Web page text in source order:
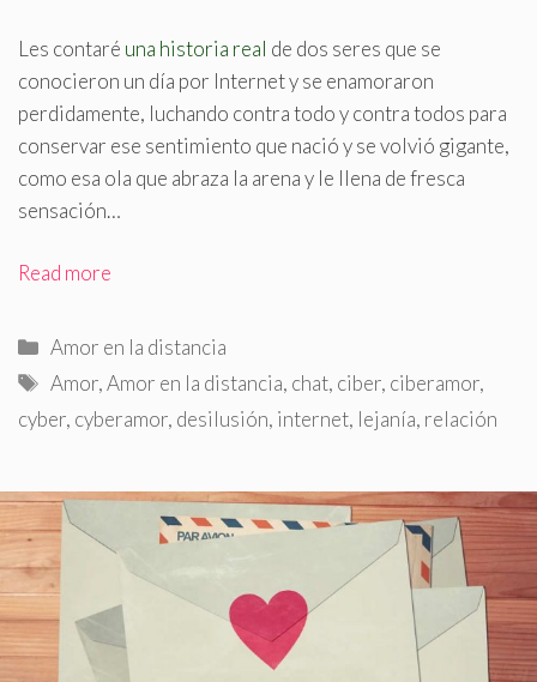
Les contaré una historia real de dos seres que se
conocieron un día por Internet y se enamoraron
perdidamente, luchando contra todo y contra todos para
conservar ese sentimiento que nació y se volvió gigante,
como esa ola que abraza la arena y le llena de fresca
sensación…
Read more
Categorías
Amor en la distancia
Etiquetas
Amor,Amor en la distancia, chat, ciber, ciberamor,
cyber, cyberamor, desilusión, internet, lejanía, relación